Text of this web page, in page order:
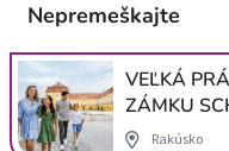
Nepremeškajte
VEĽKÁ
ZÁMKU
Rakúsko